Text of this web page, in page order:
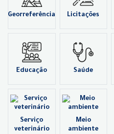
Georreferência Licitações
Educação Saúde
Serviço
veterinário
Meio
ambiente